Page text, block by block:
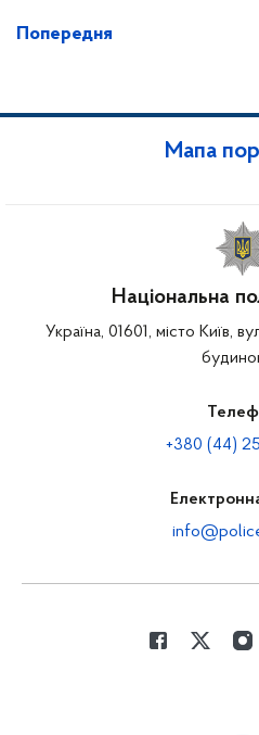
Попередня
Мапа
Національна
Україна, 01601, місто Київ,
+380 (44)